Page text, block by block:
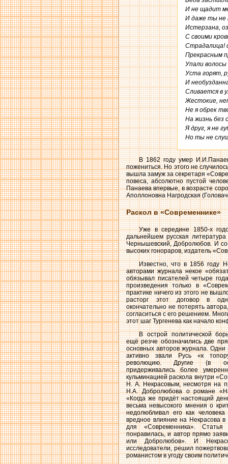
И не щадит
И даже ты не
Истерзана,
С своими
Страдалица!
Прекрасным
Упали волосы
Уста горят,
И
Сливается в
Жестокие,
Не я обрек
На жизнь без
Я друг, я не
Но ты не
В 1862 году умер
пожениться. Но этого не
вышла замуж за секретаря
повеса, абсолютно пустой
Панаева впервые, в возрасте
Аполлоновна Нагродская
Раскол в «Современнике»
Уже в середине 1850-х
дальнейшем русская литература
Чернышевский, Добролюбов. И
высоких гонораров, издатель
Известно, что в 1856 году
авторами журнала некое
обязывал писателей четыре
произведения только в
практике ничего из этого не
расторг этот договор в
окончательно не потерять
согласиться с его решением.
этот шаг Тургенева как начало
В острой политической
ещё резче обозначились две
основных авторов журнала.
активно звали Русь «к
революцию. Другие (в
придерживались более
кульминацией раскола внутри
Н. А. Некрасовым, несмотря на
Н.А. Добролюбова о романе
«Когда же придёт настоящий
весьма невысокого мнения о
недолюбливал его как
вредное влияние на Некрасова
для «Современника».
понравилась, и автор прямо
или Добролюбов». И
исследователи, решил
романистом в угоду своим